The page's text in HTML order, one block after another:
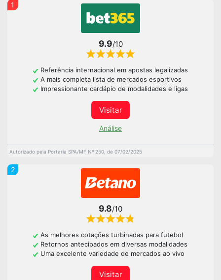
1
9.9/10
Referência internacional em apostas legalizadas
A mais completa lista de mercados esportivos
Impressionante cardápio de modalidades e ligas
Visitar
Análise
Autorizado pela Portaria SPA/MF Nº 250, de 07/02/2025
2
9.8/10
As melhores cotações turbinadas para futebol
Retornos antecipados em diversas modalidades
Uma excelente variedade de mercados ao vivo
Visitar